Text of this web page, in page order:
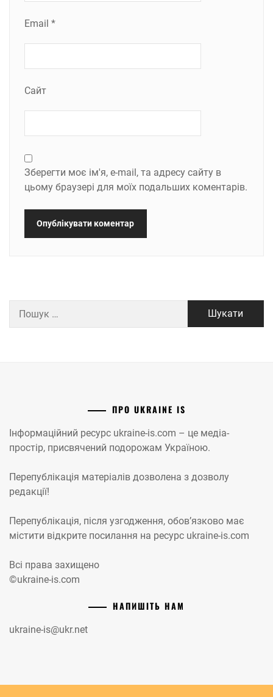
Email *
Сайт
Зберегти моє ім'я, e-mail, та адресу сайту в
цьому браузері для моїх подальших коментарів.
ПРО UKRAINE IS
Інформаційний ресурс ukraine-is.com – це медіа-
простір, присвячений подорожам Україною.
Перепублікація матеріалів дозволена з дозволу
редакції!
Перепублікація, після узгодження, обов’язково має
містити відкрите посилання на ресурс ukraine-is.com
Всі права захищено
©ukraine-is.com
НАПИШІТЬ НАМ
ukraine-is@ukr.net